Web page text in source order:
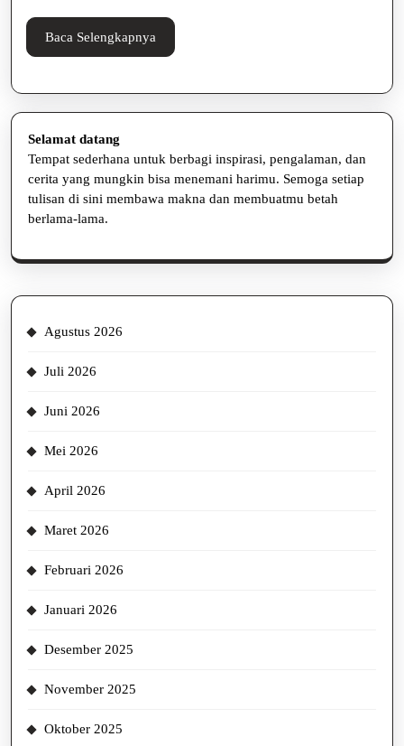
Baca Selengkapnya
Selengkapnya
Selamat datang
Tempat sederhana untuk berbagi inspirasi, pengalaman, dan
cerita yang mungkin bisa menemani harimu. Semoga setiap
tulisan di sini membawa makna dan membuatmu betah
berlama-lama.
Agustus 2026
Juli 2026
Juni 2026
Mei 2026
April 2026
Maret 2026
Februari 2026
Januari 2026
Desember 2025
November 2025
Oktober 2025